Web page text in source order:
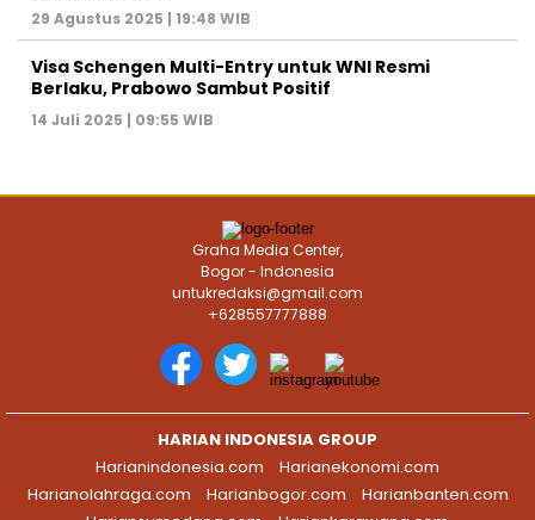
29 Agustus 2025 | 19:48 WIB
Visa Schengen Multi-Entry untuk WNI Resmi
Berlaku, Prabowo Sambut Positif
14 Juli 2025 | 09:55 WIB
Graha Media Center,
Bogor - Indonesia
untukredaksi@gmail.com
+628557777888
HARIAN INDONESIA GROUP
Harianindonesia.com
Harianekonomi.com
Harianolahraga.com
Harianbogor.com
Harianbanten.com